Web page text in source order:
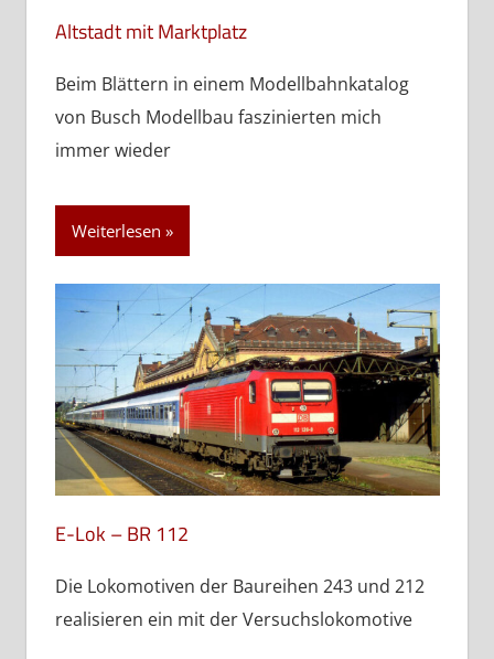
Altstadt mit Marktplatz
Beim Blättern in einem Modellbahnkatalog
von Busch Modellbau faszinierten mich
immer wieder
Weiterlesen
E-Lok – BR 112
Die Lokomotiven der Baureihen 243 und 212
realisieren ein mit der Versuchslokomotive